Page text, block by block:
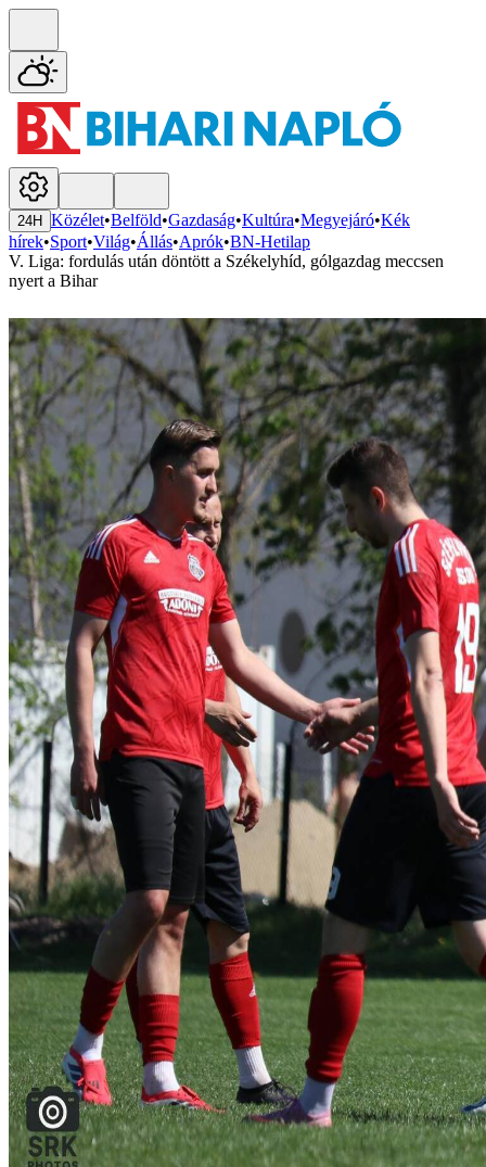
24H Közélet•Belföld•Gazdaság•Kultúra•Megyejáró•Kék
hírek•Sport•Világ•Állás•Aprók•BN-Hetilap
V. Liga: fordulás után döntött a Székelyhíd, gólgazdag meccsen
nyert a Bihar